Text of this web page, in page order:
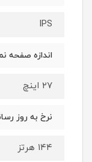
IPS
اندازه صفحه
۲۷ اینچ
نرخ به روز
۱۴۴ هرتز